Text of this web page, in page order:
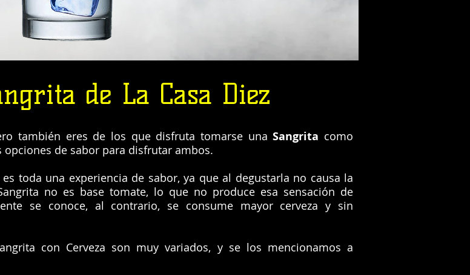
de La Casa Diez
también eres de los que disfruta tomarse unaSangrita como
de sabor para disfrutar ambos.
es toda una experiencia de sabor, ya que al degustarla no causa la
no es base tomate, lo que no produce esa sensación de
se conoce, al contrario, se consume mayor cerveza y sin
con Cerveza son muy variados, y se los mencionamos a